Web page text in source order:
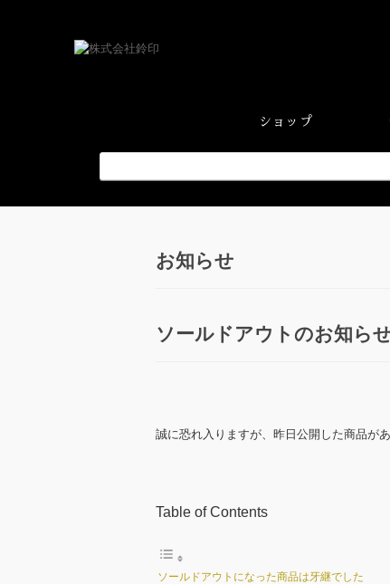
ショップ
お知らせ
ソールドアウトのお知ら
誠に恐れ入りますが、昨日公開した商品が
Table of Contents
ソールドアウトになった商品は牙継でした